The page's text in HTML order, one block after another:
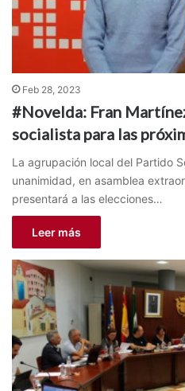
Feb 28, 2023
#Novelda: Fran
socialista para las
La agrupación local del Partido
unanimidad, en asamblea
presentará a las elecciones…
Leer más